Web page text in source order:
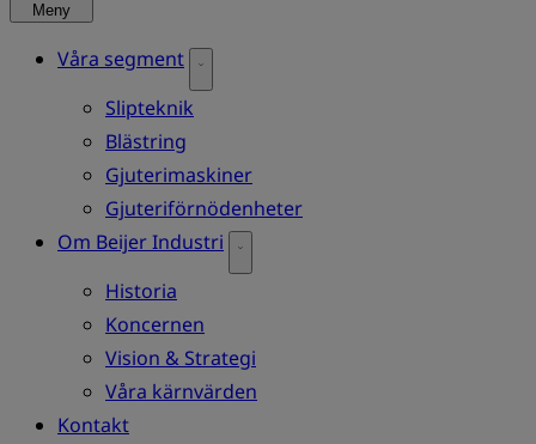
Meny
Våra segment
Slipteknik
Blästring
Gjuterimaskiner
Gjuteriförnödenheter
Om Beijer Industri
Historia
Koncernen
Vision & Strategi
Våra kärnvärden
Kontakt